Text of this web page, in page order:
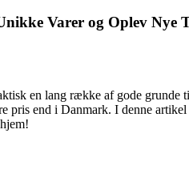
Varer og Oplev Nye
en lang række af gode
end i Danmark. I denne